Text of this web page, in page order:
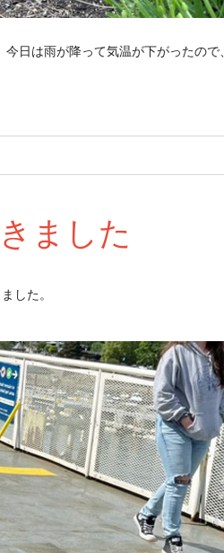
日は雨が降って気温が下がったので、
ました
した。